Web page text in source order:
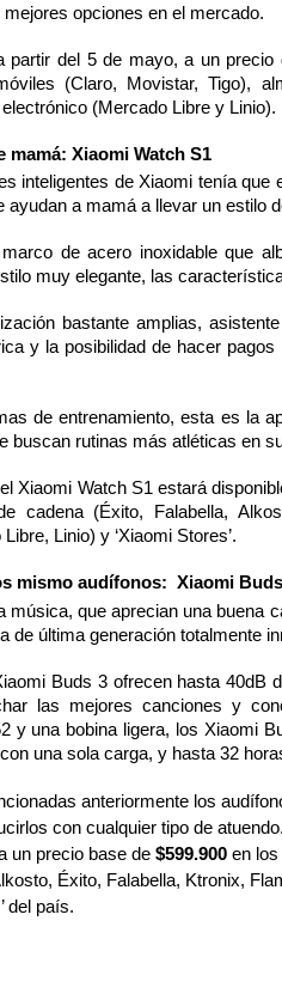
opciones en el mercado.
partir del 5 de mayo, a un precio
(Claro, Movistar, Tigo),
(Mercado Libre y Linio).
mamá: Xiaomi Watch S1
inteligentes de Xiaomi tenía
a mamá a llevar un estilo
de acero inoxidable que
muy elegante, las
bastante amplias,
y la posibilidad de hacer
de entrenamiento, esta es la
buscan rutinas más atléticas en
Xiaomi Watch S1 estará
cadena (Éxito, Falabella,
Linio) y ‘Xiaomi Stores’.
mismo audífonos:  Xiaomi
música, que aprecian una buena
de última generación totalmente
Buds 3 ofrecen hasta 40dB
las mejores canciones y
y una bobina ligera, los Xiaomi
una sola carga, y hasta 32
anteriormente los
con cualquier tipo de
un precio base de $599.900 en
Éxito, Falabella, Ktronix,
del país.